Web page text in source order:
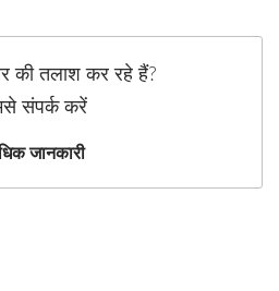
की तलाश कर रहे हैं?
संपर्क करें
जानकारी